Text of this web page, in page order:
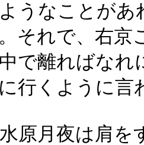
うなことがあ
。それで、右
中で離ればな
行くように言
原月夜は肩を